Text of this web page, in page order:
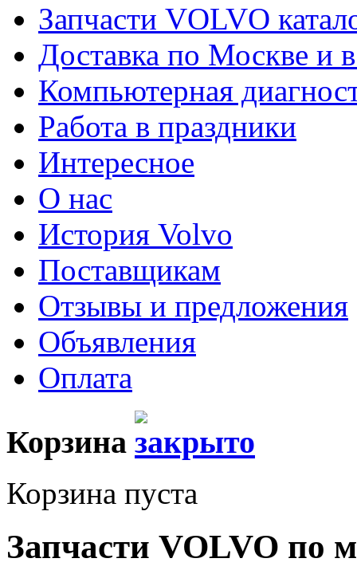
Запчасти VOLVO
Доставка по Москве и
Компьютерная
Работа в праздники
Интересное
О нас
История Volvo
Поставщикам
Отзывы и предложения
Объявления
Оплата
Корзина
Корзина пуста
Запчасти VOLVO по